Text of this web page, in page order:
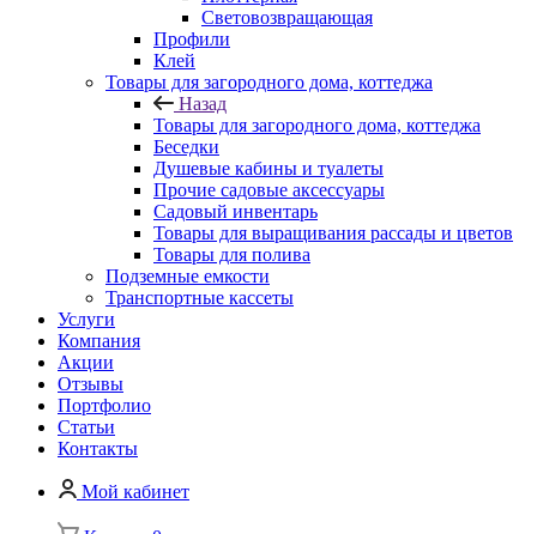
Световозвращающая
Профили
Клей
Товары для загородного дома, коттеджа
Назад
Товары для загородного дома, коттеджа
Беседки
Душевые кабины и туалеты
Прочие садовые аксессуары
Садовый инвентарь
Товары для выращивания рассады и цветов
Товары для полива
Подземные емкости
Транспортные кассеты
Услуги
Компания
Акции
Отзывы
Портфолио
Статьи
Контакты
Мой кабинет